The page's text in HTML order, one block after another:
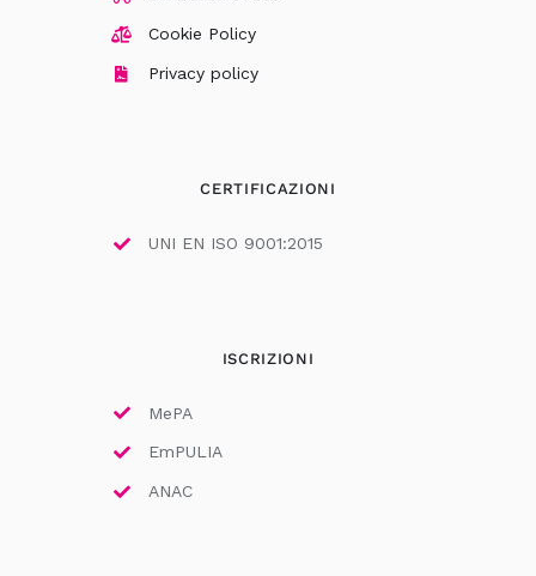
Cookie Policy
Privacy policy
CERTIFICAZIONI
UNI EN ISO 9001:2015
ISCRIZIONI
MePA
EmPULIA
ANAC